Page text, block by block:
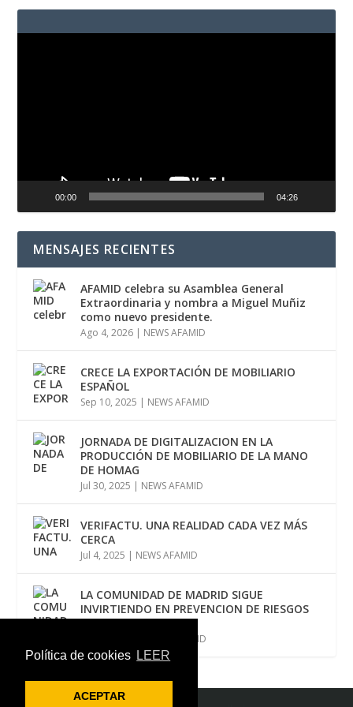
Política de cookies LEER
ACEPTAR
00:00 04:26
MENSAJES RECIENTES
AFAMID celebra su Asamblea General
Extraordinaria y nombra a Miguel Muñiz
como nuevo presidente.
Ago 4, 2026 | NEWS AFAMID
CRECE LA EXPORTACIÓN DE MOBILIARIO
ESPAÑOL
Sep 10, 2025 | NEWS AFAMID
JORNADA DE DIGITALIZACION EN LA
PRODUCCIÓN DE MOBILIARIO DE LA MANO
DE HOMAG
Jul 30, 2025 | NEWS AFAMID
VERIFACTU. UNA REALIDAD CADA VEZ MÁS
CERCA
Jul 4, 2025 | NEWS AFAMID
LA COMUNIDAD DE MADRID SIGUE
INVIRTIENDO EN PREVENCION DE RIESGOS
LABORALES
NEWS AFAMID